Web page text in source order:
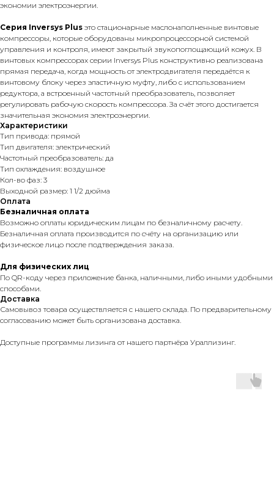
экономии электроэнергии.
Серия Inversys Plus это стационарные маслонаполненные винтовые
компрессоры, которые оборудованы микропроцессорной системой
управления и контроля, имеют закрытый звукопоглощающий кожух. В
винтовых компрессорах серии Inversys Plus конструктивно реализована
прямая передача, когда мощность от электродвигателя передаётся к
винтовому блоку через эластичную муфту, либо с использованием
редуктора, а встроенный частотный преобразователь, позволяет
регулировать рабочую скорость компрессора. За счёт этого достигается
значительная экономия электроэнергии.
Характеристики
Тип привода: прямой
Тип двигателя: электрический
Частотный преобразователь: да
Тип охлаждения: воздушное
Кол-во фаз: 3
Выходной размер: 1 1/2 дюйма
Оплата
Безналичная оплата
Возможно оплаты юридическим лицам по безналичному расчету.
Безналичная оплата производится по счёту на организацию или
физическое лицо после подтверждения заказа.
Для физических лиц
По QR-коду через приложение банка, наличными, либо иными удобными
способами.
Доставка
Самовывоз товара осуществляется с нашего склада. По предварительному
согласованию может быть организована доставка.
Доступные программы лизинга от нашего партнёра Ураллизинг.